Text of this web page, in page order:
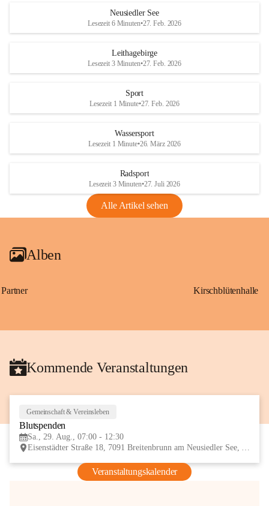
S
und den daraus folgenden wirtschaftlichen
Maßnahmen zur Bekämpfung
Rebe und der Amerikanischen
Anhang VBl. EU Nr. 18
1 Seite•1,4 MB
VBl. EU Nr. 18_2026
r
S
Neusiedler See
Lesezeit 6 Minuten•27. Feb. 2026
Leithagebirge
Lesezeit 3 Minuten•27. Feb. 2026
Sport
Lesezeit 1 Minute•27. Feb. 2026
Wassersport
Lesezeit 1 Minute•26. März 2026
Radsport
Lesezeit 3 Minuten•27. Juli 2026
Alle Artikel sehen
Alben
Partner Kirschblütenhalle
Kommende Veranstaltungen
Gemeinschaft & Vereinsleben
Blutspenden
Sa., 29. Aug., 07:00 - 12:30
Eisenstädter Straße 18, 7091 Breitenbrunn am Neusiedler See, AUT
Veranstaltungskalender